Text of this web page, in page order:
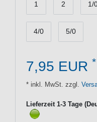
1 2 1/
4/0 5/0
7,95 EUR *
* inkl. MwSt. zzgl.
Lieferzeit 1-3 Tage